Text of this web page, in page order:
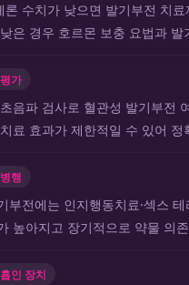
론 수치가 낮으면 발기부전 치
은 경우 호르몬 보충 요법과
가
음파 검사로 혈관성 발기부전
료 효과가 제한적일 수 있어
행
부전에는 인지행동치료·섹스
높아지고 장기적으로 약물 의
인 장치